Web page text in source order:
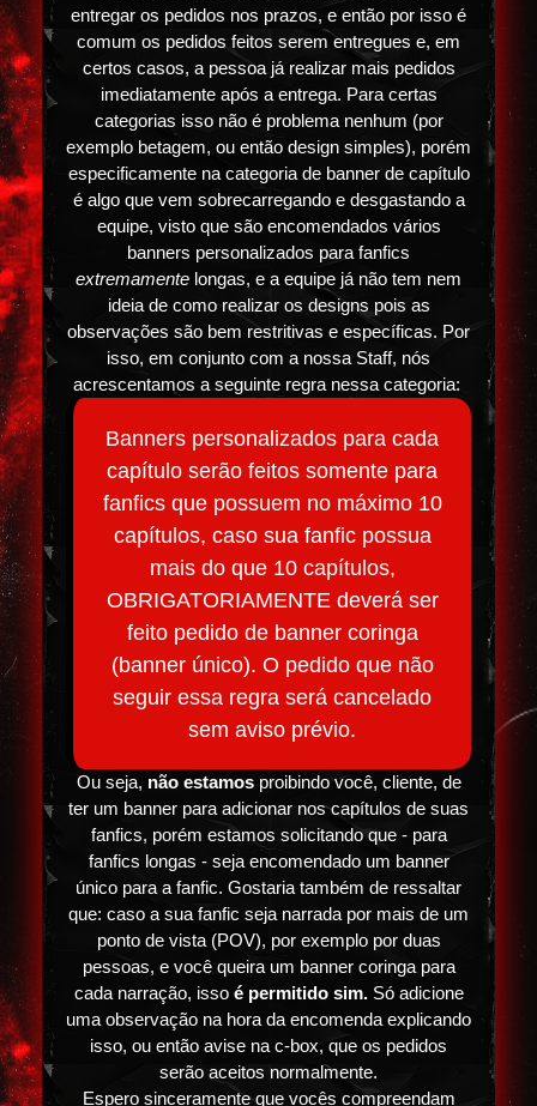
entregar os pedidos nos prazos, e então por isso é
comum os pedidos feitos serem entregues e, em
certos casos, a pessoa já realizar mais pedidos
imediatamente após a entrega. Para certas
categorias isso não é problema nenhum (por
exemplo betagem, ou então design simples), porém
especificamente na categoria de banner de capítulo
é algo que vem sobrecarregando e desgastando a
equipe, visto que são encomendados vários
banners personalizados para fanfics
extremamente longas, e a equipe já não tem nem
ideia de como realizar os designs pois as
observações são bem restritivas e específicas. Por
isso, em conjunto com a nossa Staff, nós
acrescentamos a seguinte regra nessa categoria:
Banners personalizados para cada
capítulo serão feitos somente para
fanfics que possuem no máximo 10
capítulos, caso sua fanfic possua
mais do que 10 capítulos,
OBRIGATORIAMENTE deverá ser
feito pedido de banner coringa
(banner único). O pedido que não
seguir essa regra será cancelado
sem aviso prévio.
Ou seja, não estamosproibindo você, cliente, de
ter um banner para adicionar nos capítulos de suas
fanfics, porém estamos solicitando que - para
fanfics longas - seja encomendado um banner
único para a fanfic. Gostaria também de ressaltar
que: caso a sua fanfic seja narrada por mais de um
ponto de vista (POV), por exemplo por duas
pessoas, e você queira um banner coringa para
cada narração, isso é permitido sim.Só adicione
uma observação na hora da encomenda explicando
isso, ou então avise na c-box, que os pedidos
serão aceitos normalmente.
Espero sinceramente que vocês compreendam